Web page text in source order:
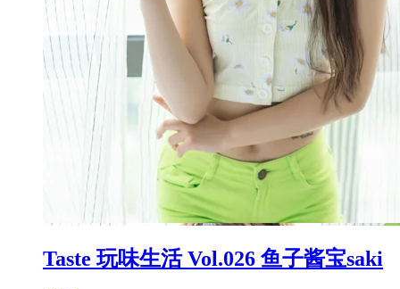
Taste 玩味生活 Vol.026 鱼子酱宝saki